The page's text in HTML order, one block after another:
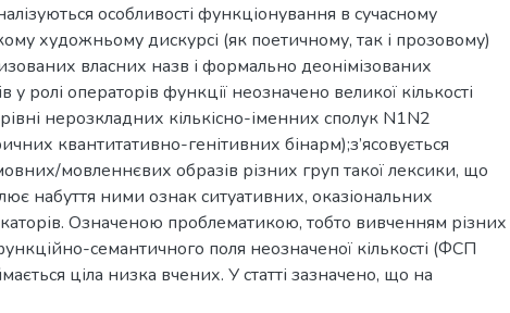
особливості функціонування в сучасному
художньому дискурсі (як поетичному, так і прозовому)
власних назв і формально деонімізованих
у ролі операторів функції неозначено великої кількості
нерозкладних кількісно-іменних сполук N1N2
квантитативно-генітивних бінарм);з’ясовується
мовленнєвих образів різних груп такої лексики, що
набуття ними ознак ситуативних, оказіональних
Означеною проблематикою, тобто вивченням різних
семантичного поля неозначеної кількості (ФСП
ціла низка вчених. У статті зазначено, що на